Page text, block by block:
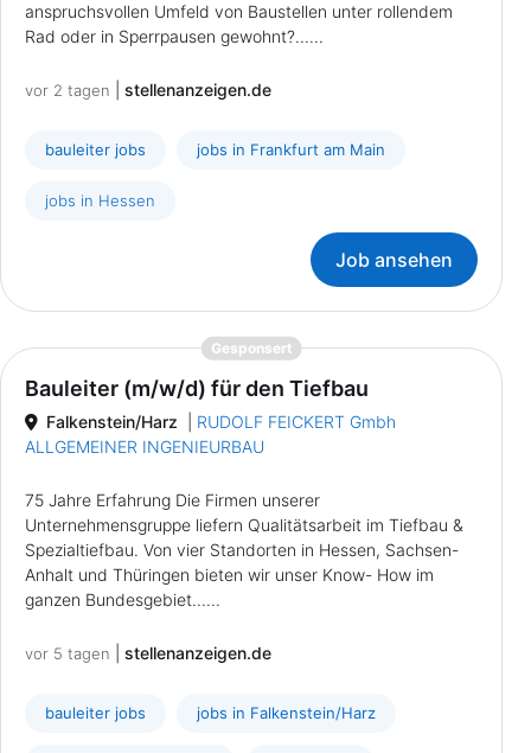
anspruchsvollen Umfeld von Baustellen unter rollendem
Rad oder in Sperrpausen gewohnt?......
vor 2 tagen stellenanzeigen.de
bauleiter jobs jobs in Frankfurt am Main
jobs in Hessen
Job ansehen
Gesponsert{prompt.job}
Bauleiter (m/w/d) für den Tiefbau
Falkenstein/Harz
RUDOLF FEICKERT Gmbh
ALLGEMEINER INGENIEURBAU
75 Jahre Erfahrung Die Firmen unserer
Unternehmensgruppe liefern Qualitätsarbeit im Tiefbau &
Spezialtiefbau. Von vier Standorten in Hessen, Sachsen-
Anhalt und Thüringen bieten wir unser Know- How im
ganzen Bundesgebiet......
vor 5 tagen stellenanzeigen.de
bauleiter jobs jobs in Falkenstein/Harz